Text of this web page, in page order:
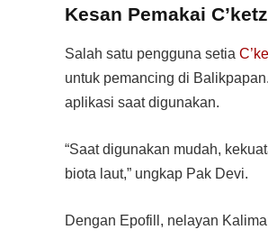
Kesan Pemakai
Salah satu pengguna setia
untuk pemancing di
aplikasi saat digunakan.
“Saat digunakan mudah,
biota laut,” ungkap Pak Devi.
Dengan Epofill, nelayan